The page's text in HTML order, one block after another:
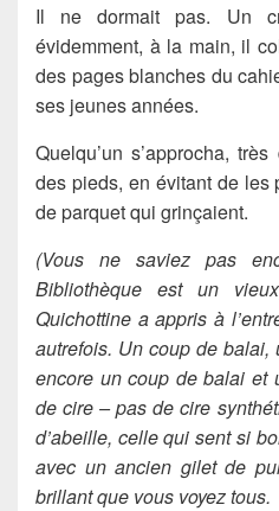
Il ne dormait pas. Un
évidemment, à la main, il
des pages blanches du
ses jeunes années.
Quelqu’un s’approcha,
des pieds, en évitant de les
de parquet qui grinçaient.
(Vous ne saviez pas
Bibliothèque est un
Quichottine a appris à
autrefois. Un coup de
encore un coup de balai et
de cire – pas de cire
d’abeille, celle qui sent si
avec un ancien gilet de
brillant que vous voyez tous.